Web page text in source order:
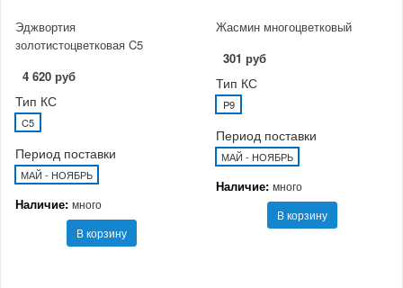
Эджвортия
золотистоцветковая C5
4 620 руб
Тип КС
C5
Период поставки
МАЙ - НОЯБРЬ
Наличие: много
В корзину
Жасмин многоцветковый
301 руб
Тип КС
P9
Период поставки
МАЙ - НОЯБРЬ
Наличие: много
В корзину